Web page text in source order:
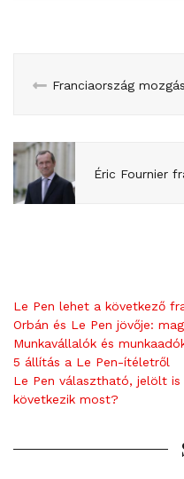
Le Pen lehet a következő
Orbán és Le Pen jövője:
Munkavállalók és
5 állítás a Le Pen-ítéletről
Le Pen választható, jelölt
következik most?